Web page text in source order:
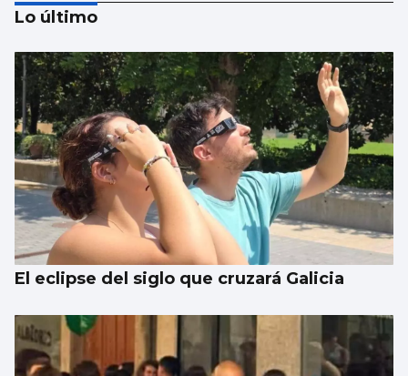
Se agrava la situación en Ceuta para
reubicar a los menores inmigrantes
Lo último
El eclipse del siglo que cruzará Galicia